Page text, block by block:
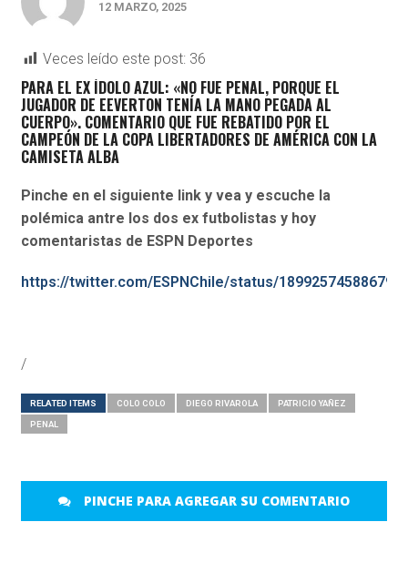
12 MARZO, 2025
Veces leído este post: 36
PARA EL EX ÍDOLO AZUL: «NO FUE PENAL, PORQUE EL
JUGADOR DE EEVERTON TENÍA LA MANO PEGADA AL
CUERPO». COMENTARIO QUE FUE REBATIDO POR EL
CAMPEÓN DE LA COPA LIBERTADORES DE AMÉRICA CON LA
CAMISETA ALBA
Pinche en el siguiente link y vea y escuche la
polémica antre los dos ex futbolistas y hoy
comentaristas de ESPN Deportes
https://twitter.com/ESPNChile/status/
/
RELATED ITEMS COLO COLO DIEGO RIVAROLA PATRICIO YAÑEZ
PENAL
PINCHE PARA AGREGAR SU COMENTARIO